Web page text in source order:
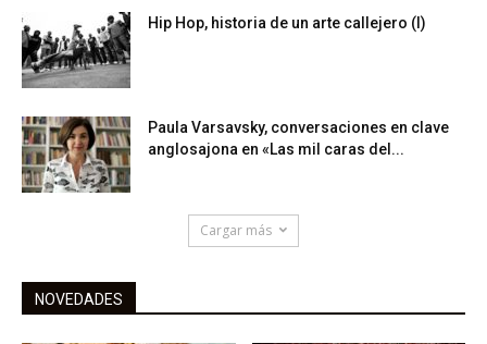
Hip Hop, historia de un arte callejero (I)
Paula Varsavsky, conversaciones en clave
anglosajona en «Las mil caras del...
Cargar más
NOVEDADES